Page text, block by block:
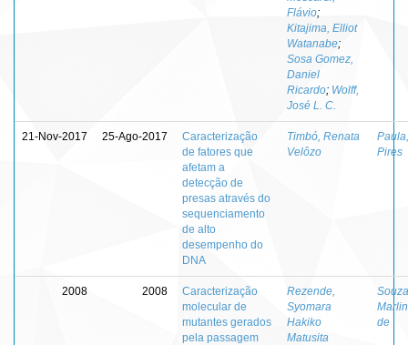
Flávio;
Kitajima, Elliot
Watanabe;
Sosa Gomez,
Daniel
Ricardo; Wolff,
José L. C.
21-Nov-2017 25-Ago-2017
Caracterização
de fatores que
afetam a
detecção de
presas através do
sequenciamento
de alto
desempenho do
DNA
Timbó, Renata
Velôzo
Pires
2008 2008
Caracterização
molecular de
mutantes gerados
pela passagem
Rezende,
Syomara
Hakiko
Matusita
de